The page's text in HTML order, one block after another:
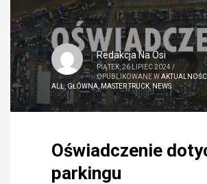
Redakcja Na Osi
PIĄTEK, 26 LIPIEC 2024 /
OPUBLIKOWANE WAKTUALNOŚCI
ALL,GŁÓWNA,MASTER TRUCK,NEWS
Oświadczenie
parkingu